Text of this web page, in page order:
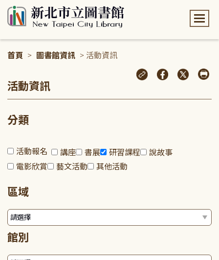
首頁 > 圖書館資訊 > 活動資訊
活動資訊
分類
活動報名 講座 書展 研習課程
說故事
電影欣賞
藝文活動 其他活動
區域
館別